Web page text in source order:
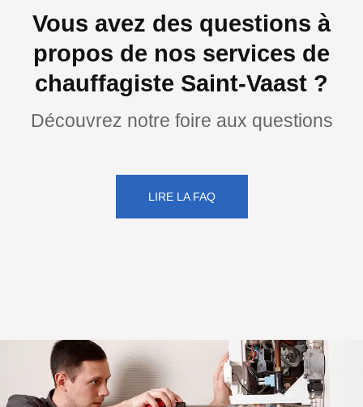
Vous avez des questions à
propos de nos services de
chauffagiste Saint-Vaast ?
Découvrez notre foire aux questions
LIRE LA FAQ